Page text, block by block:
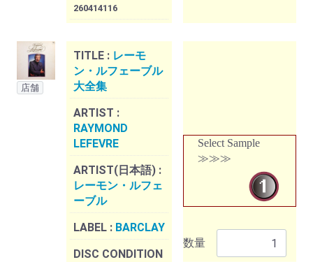
260414116
店舗
TITLE : レーモ
ン・ルフェーブル
大全集
ARTIST :
RAYMOND
LEFEVRE
ARTIST(日本語) :
レーモン・ルフェ
ーブル
LABEL : BARCLAY
DISC CONDITION
Select Sample
≫≫≫
数量